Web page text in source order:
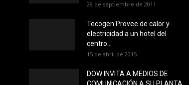
29 de septiembre de 2011
Tecogen Provee de calor y
electricidad a un hotel del
centro...
15 de abril de 2015
DOW INVITA A MEDIOS DE